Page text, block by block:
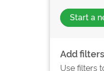
Start a
Add
Use filters